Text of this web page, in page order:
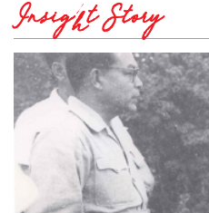
Insight Story